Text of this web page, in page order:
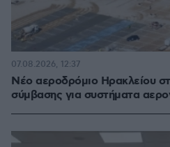
Νέο αεροδρόμιο Ηρακλείου
σύμβασης για συστήματα
07.08.2026, 12:37